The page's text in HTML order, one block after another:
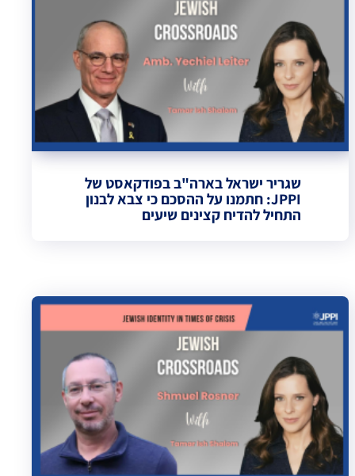
שגריר ישראל בארה"ב בפודקאסט של
JPPI: חתמנו על ההסכם כי צבא לבנון
התחיל להדיח קצינים שיעים